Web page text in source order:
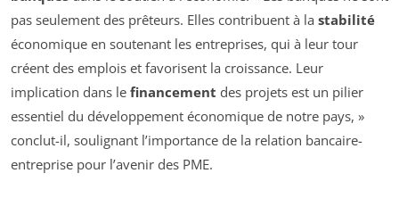
pas seulement des prêteurs. Elles contribuent à la stabilité
économique en soutenant les entreprises, qui à leur tour
créent des emplois et favorisent la croissance. Leur
implication dans le financement des projets est un pilier
essentiel du développement économique de notre pays, »
conclut-il, soulignant l’importance de la relation bancaire-
entreprise pour l’avenir des PME.